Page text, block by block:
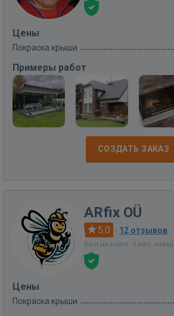
Цены
Покраска крыши
Примеры работ
СОЗДАТЬ ЗАКАЗ
ARfix OÜ
5.0 · 12 отзывов
Был на сайте: 5 мес. назад
Цены
Покраска крыши